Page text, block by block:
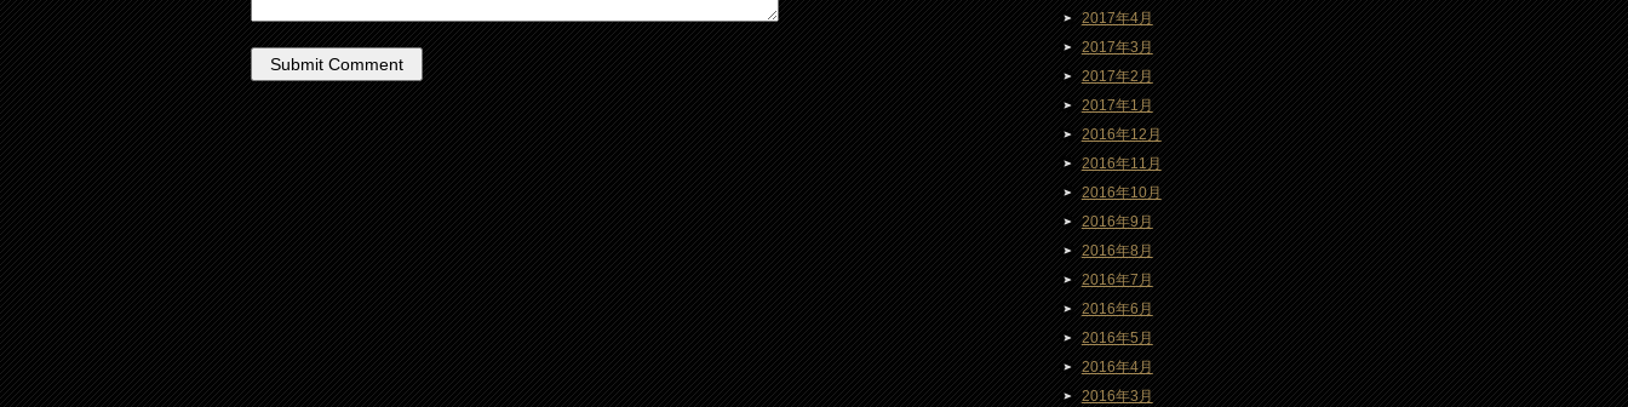
2017年4月
2017年3月
2017年2月
2017年1月
2016年12月
2016年11月
2016年10月
2016年9月
2016年8月
2016年7月
2016年6月
2016年5月
2016年4月
2016年3月